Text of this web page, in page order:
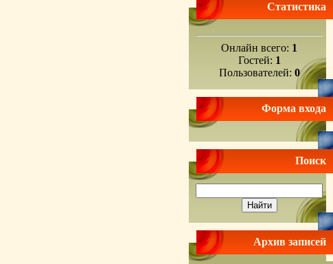
Статистика
Онлайн всего: 1
Гостей: 1
Пользователей: 0
Форма входа
Поиск
Архив записей